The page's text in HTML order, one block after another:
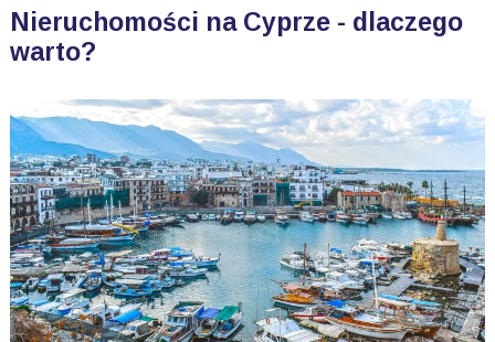
Nieruchomości na Cyprze - dlaczego
warto?